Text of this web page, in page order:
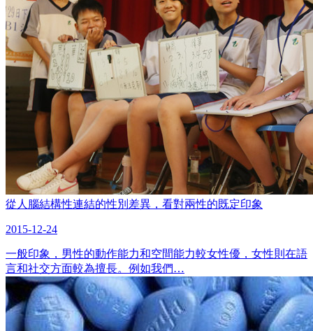
從人腦結構性連結的性別差異，看對兩性的既定印象
2015-12-24
一般印象，男性的動作能力和空間能力較女性優，女性則在語
言和社交方面較為擅長。例如我們…